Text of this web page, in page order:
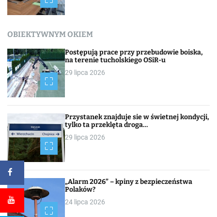
OBIEKTYWNYM OKIEM
Postępują prace przy przebudowie boiska,
na terenie tucholskiego OSiR-u
29 lipca 2026
Przystanek znajduje sie w świetnej kondycji,
tylko ta przeklęta droga…
29 lipca 2026
„Alarm 2026” – kpiny z bezpieczeństwa
Polaków?
24 lipca 2026